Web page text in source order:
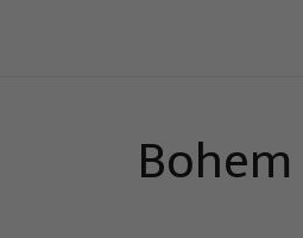
Bohem